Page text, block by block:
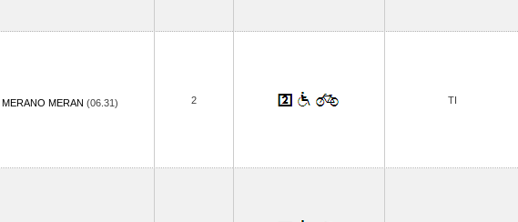
MERANO MERAN (06.31) 2 TI